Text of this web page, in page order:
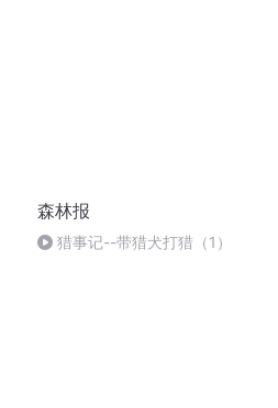
森林报
猎事记--带猎犬打猎（1）